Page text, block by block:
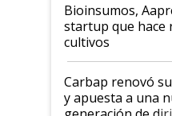
Bioinsumos,
startup que hace
cultivos
Carbap renovó
y apuesta a una